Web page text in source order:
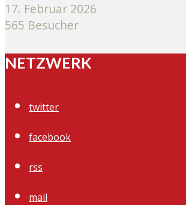
17. Februar 2026
565 Besucher
NETZWERK
twitter
facebook
rss
mail